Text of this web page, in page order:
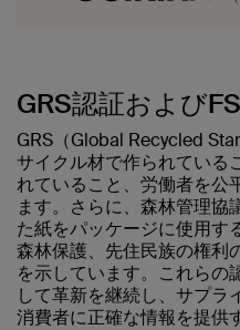
GRS認証および
GRS（Global Recycled
サイクル材で作られている
れていること、労働者を公
ます。さらに、森林管理協
た紙をパッケージに使用す
森林保護、先住民族の権利
を示しています。これらの
して革新を継続し、サプラ
消費者に正確な情報を提供